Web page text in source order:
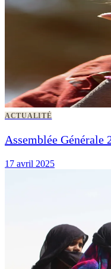
ACTUALITÉ
Assemblée Générale
17 avril 2025